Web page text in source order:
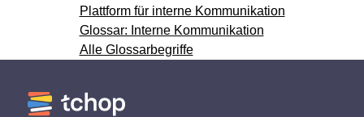
Plattform für interne Kommunikation
Glossar: Interne Kommunikation
Alle Glossarbegriffe